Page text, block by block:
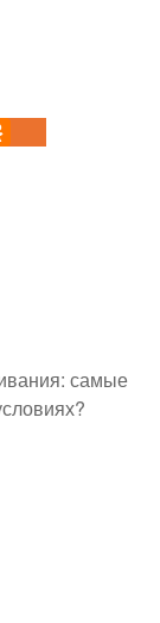
самые